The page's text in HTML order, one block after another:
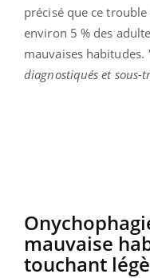
précisé que ce
environ 5 % des
mauvaises habitudes.
diagnostiqués et sous-
mauvaise
touchant